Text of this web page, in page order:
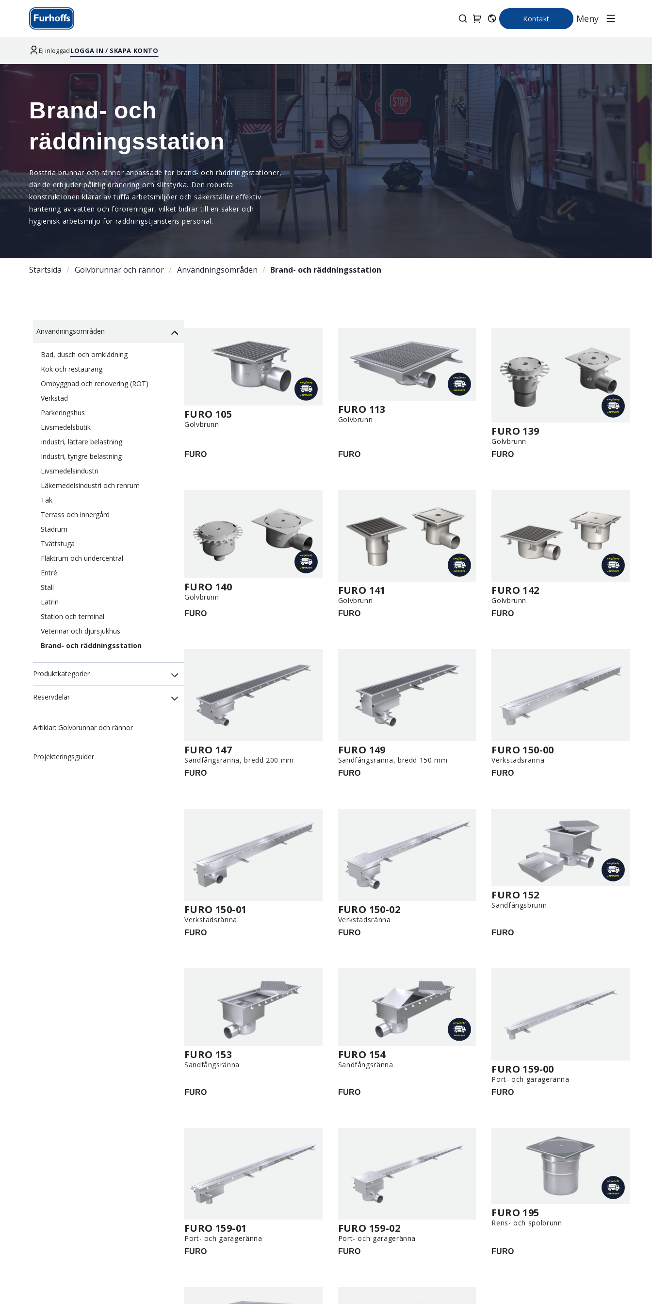
Kontakt Meny
Ej inloggadLOGGA IN / SKAPA KONTO
Startsida Golvbrunnar och rännor Användningsområden Brand- och räddningsstation
Brand- och
räddningsstation
Rostfria brunnar och rännor anpassade för brand- och räddningsstationer,
där de erbjuder pålitlig dränering och slitstyrka. Den robusta
konstruktionen klarar av tuffa arbetsmiljöer och säkerställer effektiv
hantering av vatten och föroreningar, vilket bidrar till en säker och
hygienisk arbetsmiljö för räddningstjänstens personal.
Användningsområden
Bad, dusch och omklädning
Kök och restaurang
Ombyggnad och renovering (ROT)
Verkstad
Parkeringshus
Livsmedelsbutik
Industri, lättare belastning
Industri, tyngre belastning
Livsmedelsindustri
Läkemedelsindustri och renrum
Tak
Terrass och innergård
Städrum
Tvättstuga
Fläktrum och undercentral
Entré
Stall
Latrin
Station och terminal
Veterinär och djursjukhus
Brand- och räddningsstation
Produktkategorier
Reservdelar
Artiklar: Golvbrunnar och rännor
Projekteringsguider
FURO 105
Golvbrunn
FURO
FURO 113
Golvbrunn
FURO
FURO 139
Golvbrunn
FURO
FURO 140
Golvbrunn
FURO
FURO 141
Golvbrunn
FURO
FURO 142
Golvbrunn
FURO
FURO 147
Sandfångsränna, bredd 200 mm
FURO
FURO 149
Sandfångsränna, bredd 150 mm
FURO
FURO 150-00
Verkstadsränna
FURO
FURO 150-01
Verkstadsränna
FURO
FURO 150-02
Verkstadsränna
FURO
FURO 152
Sandfångsbrunn
FURO
FURO 153
Sandfångsränna
FURO
FURO 154
Sandfångsränna
FURO
FURO 159-00
Port- och garageränna
FURO
FURO 159-01
Port- och garageränna
FURO
FURO 159-02
Port- och garageränna
FURO
FURO 195
Rens- och spolbrunn
FURO